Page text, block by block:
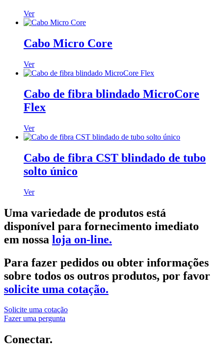
Ver
Cabo Micro Core
Ver
Cabo de fibra blindado MicroCore
Flex
Ver
Cabo de fibra CST blindado de tubo
solto único
Ver
Uma variedade de produtos está
disponível para fornecimento imediato
em nossa loja on-line.
Para fazer pedidos ou obter informações
sobre todos os outros produtos, por favor
solicite uma cotação.
Solicite uma cotação
Fazer uma pergunta
Conectar.